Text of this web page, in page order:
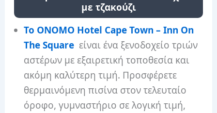
με τζακούζι
Το ONOMO Hotel Cape Town – Inn On
The Square είναι ένα ξενοδοχείο τριών
αστέρων με εξαιρετική τοποθεσία και
ακόμη καλύτερη τιμή. Προσφέρετε
θερμαινόμενη πισίνα στον τελευταίο
όροφο, γυμναστήριο σε λογική τιμή,